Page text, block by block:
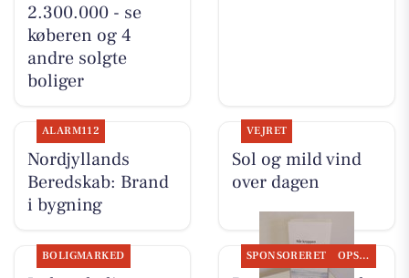
2.300.000 - se
køberen og 4
andre solgte
boliger
ALARM112
Nordjyllands
Beredskab: Brand
i bygning
VEJRET
Sol og mild vind
over dagen
BOLIGMARKED SPONSORERET OPSLAGSTAVLEN